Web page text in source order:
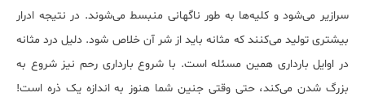
سرازیر می‌‎شود و کلیه‌ها به طور ناگهانی منبسط می‎‌شوند. در نتیجه ادرار
بیش‎تری تولید می‎‌کنند که مثانه باید از شر آن خلاص شود. دلیل درد مثانه
در اوایل ﺑﺎرداری همین مسئله است. با شروع بارداری رحم نیز شروع به
بزرگ شدن می‎‌کند، حتی وقتی جنین شما هنوز به اندازه یک ذره است!